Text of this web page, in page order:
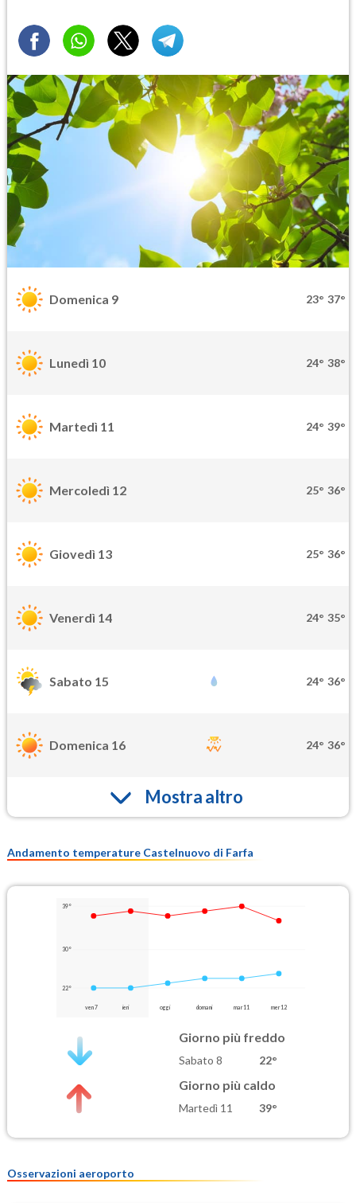
Domenica 9 23° 37°
Lunedì 10 24° 38°
Martedì 11 24° 39°
Mercoledì 12 25° 36°
Giovedì 13 25° 36°
Venerdì 14 24° 35°
Sabato 15 24° 36°
Domenica 16 24° 36°
Mostra altro
Andamento temperature Castelnuovo di Farfa
39°
30°
22°
ven 7 ieri oggi domani mar 11 mer 12
Giorno più freddo
Sabato 8 22°
Giorno più caldo
Martedì 11 39°
Osservazioni aeroporto